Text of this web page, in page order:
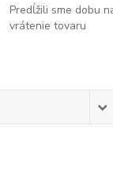
Predĺžili sme dobu
vrátenie tovaru